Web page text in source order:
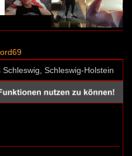
Schleswig-Holstein